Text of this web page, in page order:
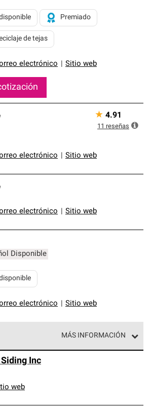
electrónico Sitio web
Premiado
de tejas
electrónico Sitio web
★ 4.91
11 reseñas
electrónico Sitio web
Disponible
electrónico Sitio web
MÁS INFORMACIÓN
de profesionales de techos
estándares y requisitos estrictos
y confiabilidad.
Inc
web